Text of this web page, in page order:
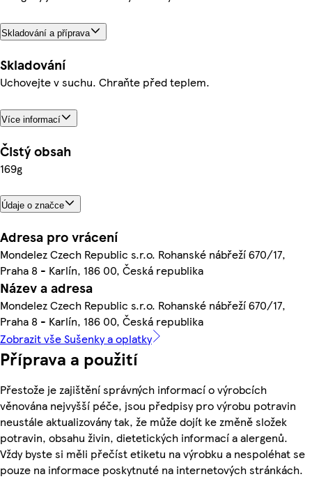
Skladování a příprava
Skladování
Uchovejte v suchu. Chraňte před teplem.
Více informací
Čistý obsah
169g
Údaje o značce
Adresa pro vrácení
Mondelez Czech Republic s.r.o. Rohanské nábřeží 670/17,
Praha 8 - Karlín, 186 00, Česká republika
Název a adresa
Mondelez Czech Republic s.r.o. Rohanské nábřeží 670/17,
Praha 8 - Karlín, 186 00, Česká republika
Zobrazit vše Sušenky a oplatky
Příprava a použití
Přestože je zajištění správných informací o výrobcích
věnována nejvyšší péče, jsou předpisy pro výrobu potravin
neustále aktualizovány tak, že může dojít ke změně složek
potravin, obsahu živin, dietetických informací a alergenů.
Vždy byste si měli přečíst etiketu na výrobku a nespoléhat se
pouze na informace poskytnuté na internetových stránkách.